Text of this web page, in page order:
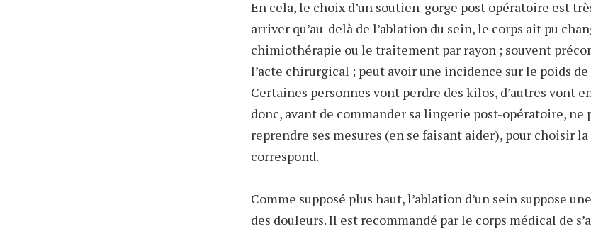
En cela, le choix d’un soutien-gorge post opératoire est
arriver qu’au-delà de l’ablation du sein, le corps ait pu
chimiothérapie ou le traitement par rayon ; souvent
l’acte chirurgical ; peut avoir une incidence sur le poids
Certaines personnes vont perdre des kilos, d’autres vont
donc, avant de commander sa lingerie post-opératoire, ne
reprendre ses mesures (en se faisant aider), pour choisir
correspond.
Comme supposé plus haut, l’ablation d’un sein suppose
des douleurs. Il est recommandé par le corps médical de